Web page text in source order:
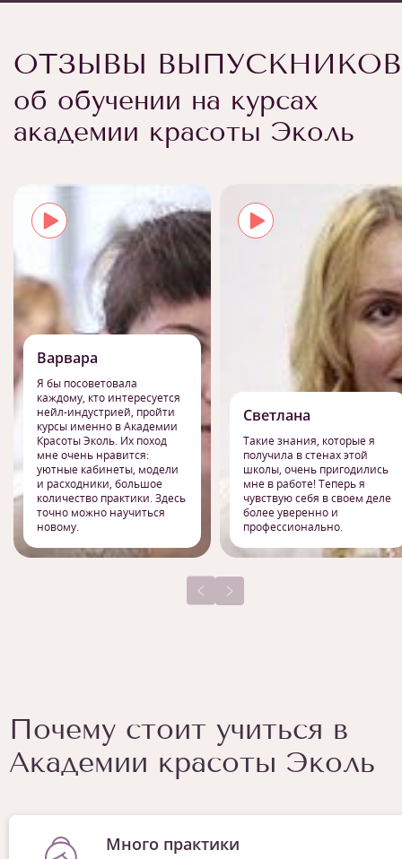
ОТЗЫВЫ ВЫПУСКНИКОВ
об обучении на курсах
академии красоты Эколь
Варвара
Я бы посоветовала
каждому, кто интересуется
нейл-индустрией, пройти
курсы именно в Академии
Красоты Эколь. Их поход
мне очень нравится:
уютные кабинеты, модели
и расходники, большое
количество практики. Здесь
точно можно научиться
новому.
Светлана
Такие знания, которые я
получила в стенах этой
школы, очень пригодились
мне в работе! Теперь я
чувствую себя в своем деле
более уверенно и
профессионально.
Почему стоит учиться в
Академии красоты Эколь
Много практики